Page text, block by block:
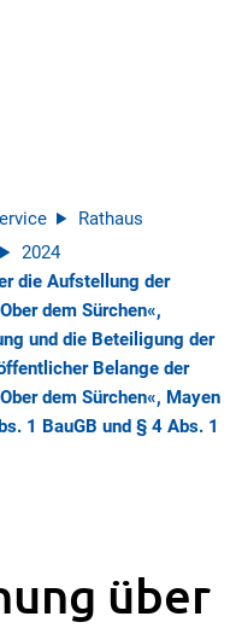
Rathaus
2024
die Aufstellung der
dem Sürchen«,
und die Beteiligung der
Belange der
dem Sürchen«, Mayen
1 BauGB und § 4 Abs. 1
über